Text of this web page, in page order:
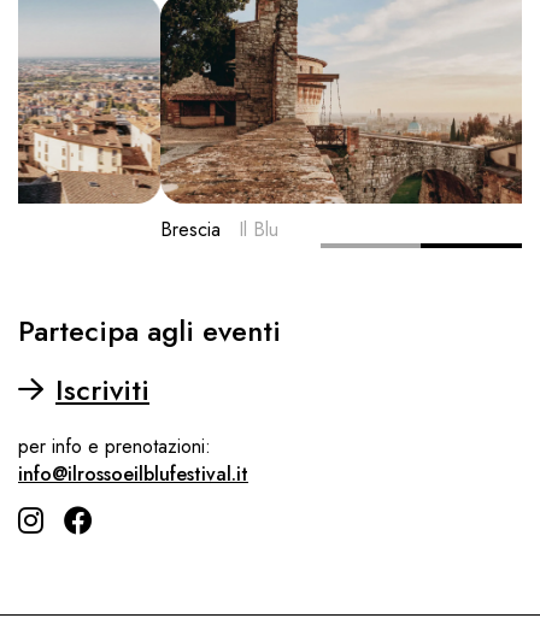
Il Blu
Partecipa agli eventi
Iscriviti
per info e prenotazioni:
info@ilrossoeilblufestival.it